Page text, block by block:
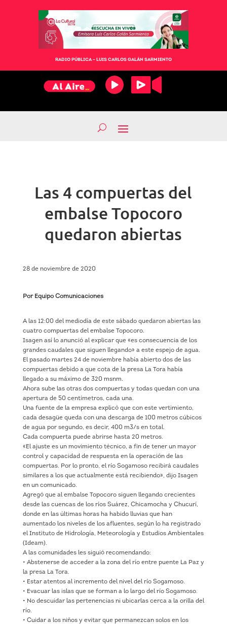
RADIO PÚBLICA – LUIS CARLOS GALÁN SARMIENTO
Las 4 compuertas del
embalse Topocoro
quedaron abiertas
28 de noviembre de 2020
Por Equipo Comunicaciones
A las 12:00 del mediodía de este sábado quedaron abiertas las
cuatro compuertas del embalse Topocoro.
Isagen así lo anunció al explicar que «es consecuencia de los
grandes caudales que siguen llegando» a este espejo de agua.
El pasado martes 24 de noviembre había abierto dos de las
compuertas debido a que cota de la presa La Tora había
llegado a su máximo de 320 msnm.
Ahora sube las otras dos compuertas y todas quedan con una
apertura de 50 centímetros, cada una.
Una fuente de la empresa explicó que con este vertimiento,
cada desagüe queda con una descarga de 100 metros cúbicos
de agua por segundo, es decir, 400 m3/s en total.
Cada compuerta puede abrirse hasta 20 metros.
«El ajuste es un movimiento técnico, a fin de tener un mayor
control y capacidad de respuesta en la operación de las
compuertas. Por lo pronto, el río Sogamoso recibirá caudales
similares a los que actualmente está recibiendo», dijo Isagen
en un comunicado.
Agregó que al embalse Topocoro siguen llegando crecientes
desde las cuencas de los ríos Suárez, Chicamocha y Chucurí,
donde en las últimas horas ha habido lluvias que han
aumentado los niveles de los afluentes, según lo ha registrado
el Instituto de Hidrología, Meteorología y Estudios Ambientales
(Ideam).
A las comunidades les siguió recomendando:
• Abstenerse de acceder a la zona del río entre puente La Paz y
la presa La Tora.
• Estar atentos al incremento del nivel del río Sogamoso.
• Evacuar las islas que se forman a lo largo del río Sogamoso.
• No descuidar las pertenencias ni ubicarlas cerca a la orilla del
río.
• Cuidar a los niños y evitar que permanezcan solos en los